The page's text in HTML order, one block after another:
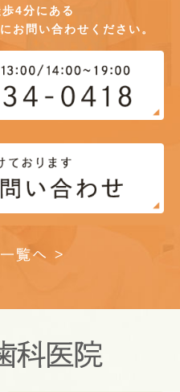
4分にある
お問い合わせください。
覧へ >